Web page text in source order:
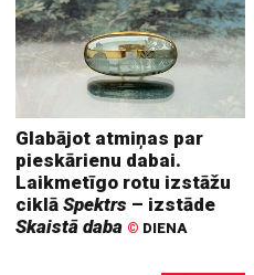
Glabājot atmiņas par
pieskārienu dabai.
Laikmetīgo rotu izstāžu
ciklāSpektrs – izstāde
Skaistā daba © DIENA